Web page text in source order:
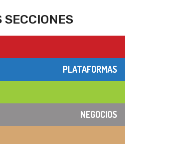
SECCIONES
PLATAFORMAS
NEGOCIOS